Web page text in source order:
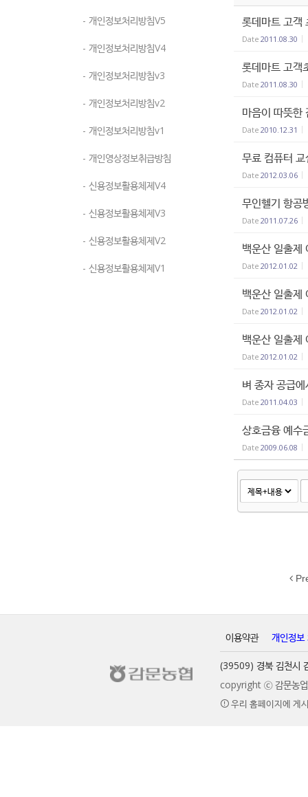
- 개인정보처리방침V5
- 개인정보처리방침V4
- 개인정보처리방침v3
- 개인정보처리방침v2
- 개인정보처리방침v1
- 개인영상정보취급방침
- 신용정보활용체제V4
- 신용정보활용체제V3
- 신용정보활용체제V2
- 신용정보활용체제V1
롯데마트 고객
Date 2011.08.30
롯데마트 고객
Date 2011.08.30
마음이 따뜻한
Date 2010.12.31
무료 컴퓨터
Date 2012.03.06
무인헬기 항공
Date 2011.07.26
백운산 일출제
Date 2012.01.02
백운산 일출제
Date 2012.01.02
백운산 일출제
Date 2012.01.02
벼 종자 공급
Date 2011.04.03
상호금융 예수
Date 2009.06.08
이용약관 개인정보
(39509) 경북 김천시
copyright ⓒ 감문농업
우리 홈페이지에 게